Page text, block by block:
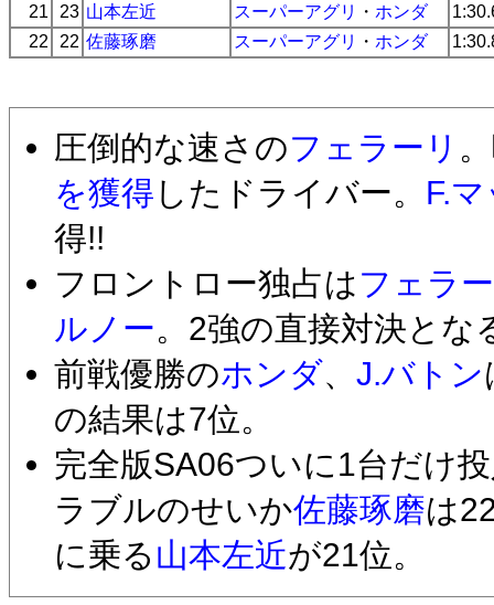
21
23 山本左近 スーパーアグリ ・ ホンダ
22
22 佐藤琢磨 スーパーアグリ ・ ホンダ
圧倒的な速さのフェラーリ
を獲得 したドライバー。 F.
得!!
フロントロー独占は フェラ
ルノー。2強の直接対決とな
前戦優勝のホンダ、 J.バトン
の結果は7位。
完全版SA06ついに1台だけ
ラブルのせいか佐藤琢磨は
に乗る 山本左近が21位。